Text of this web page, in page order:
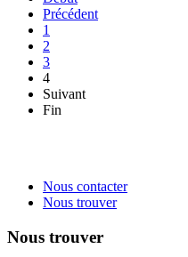
Précédent
1
2
3
4
Suivant
Fin
Nous contacter
Nous trouver
Nous trouver